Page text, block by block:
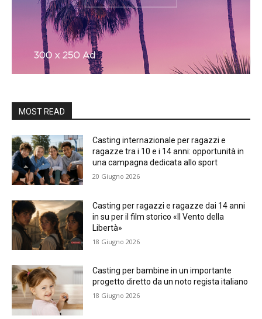
MOST READ
Casting internazionale per ragazzi e
ragazze tra i 10 e i 14 anni: opportunità in
una campagna dedicata allo sport
20 Giugno 2026
Casting per ragazzi e ragazze dai 14 anni
in su per il film storico «Il Vento della
Libertà»
18 Giugno 2026
Casting per bambine in un importante
progetto diretto da un noto regista italiano
18 Giugno 2026